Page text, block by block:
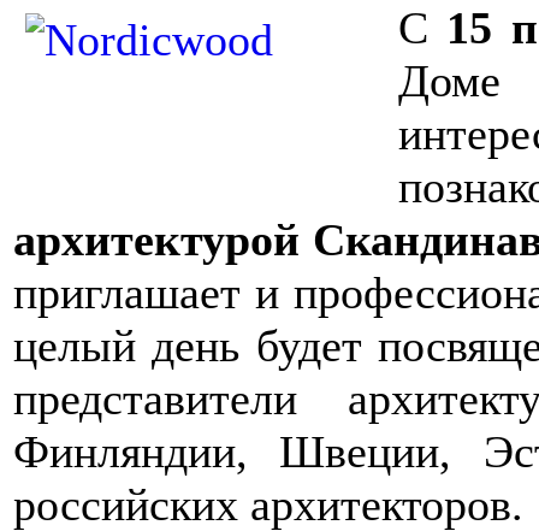
С 15
Доме
архитектурой
приглашает и
целый день будет
представители
Финляндии, Швеции,
российских архитекторов.